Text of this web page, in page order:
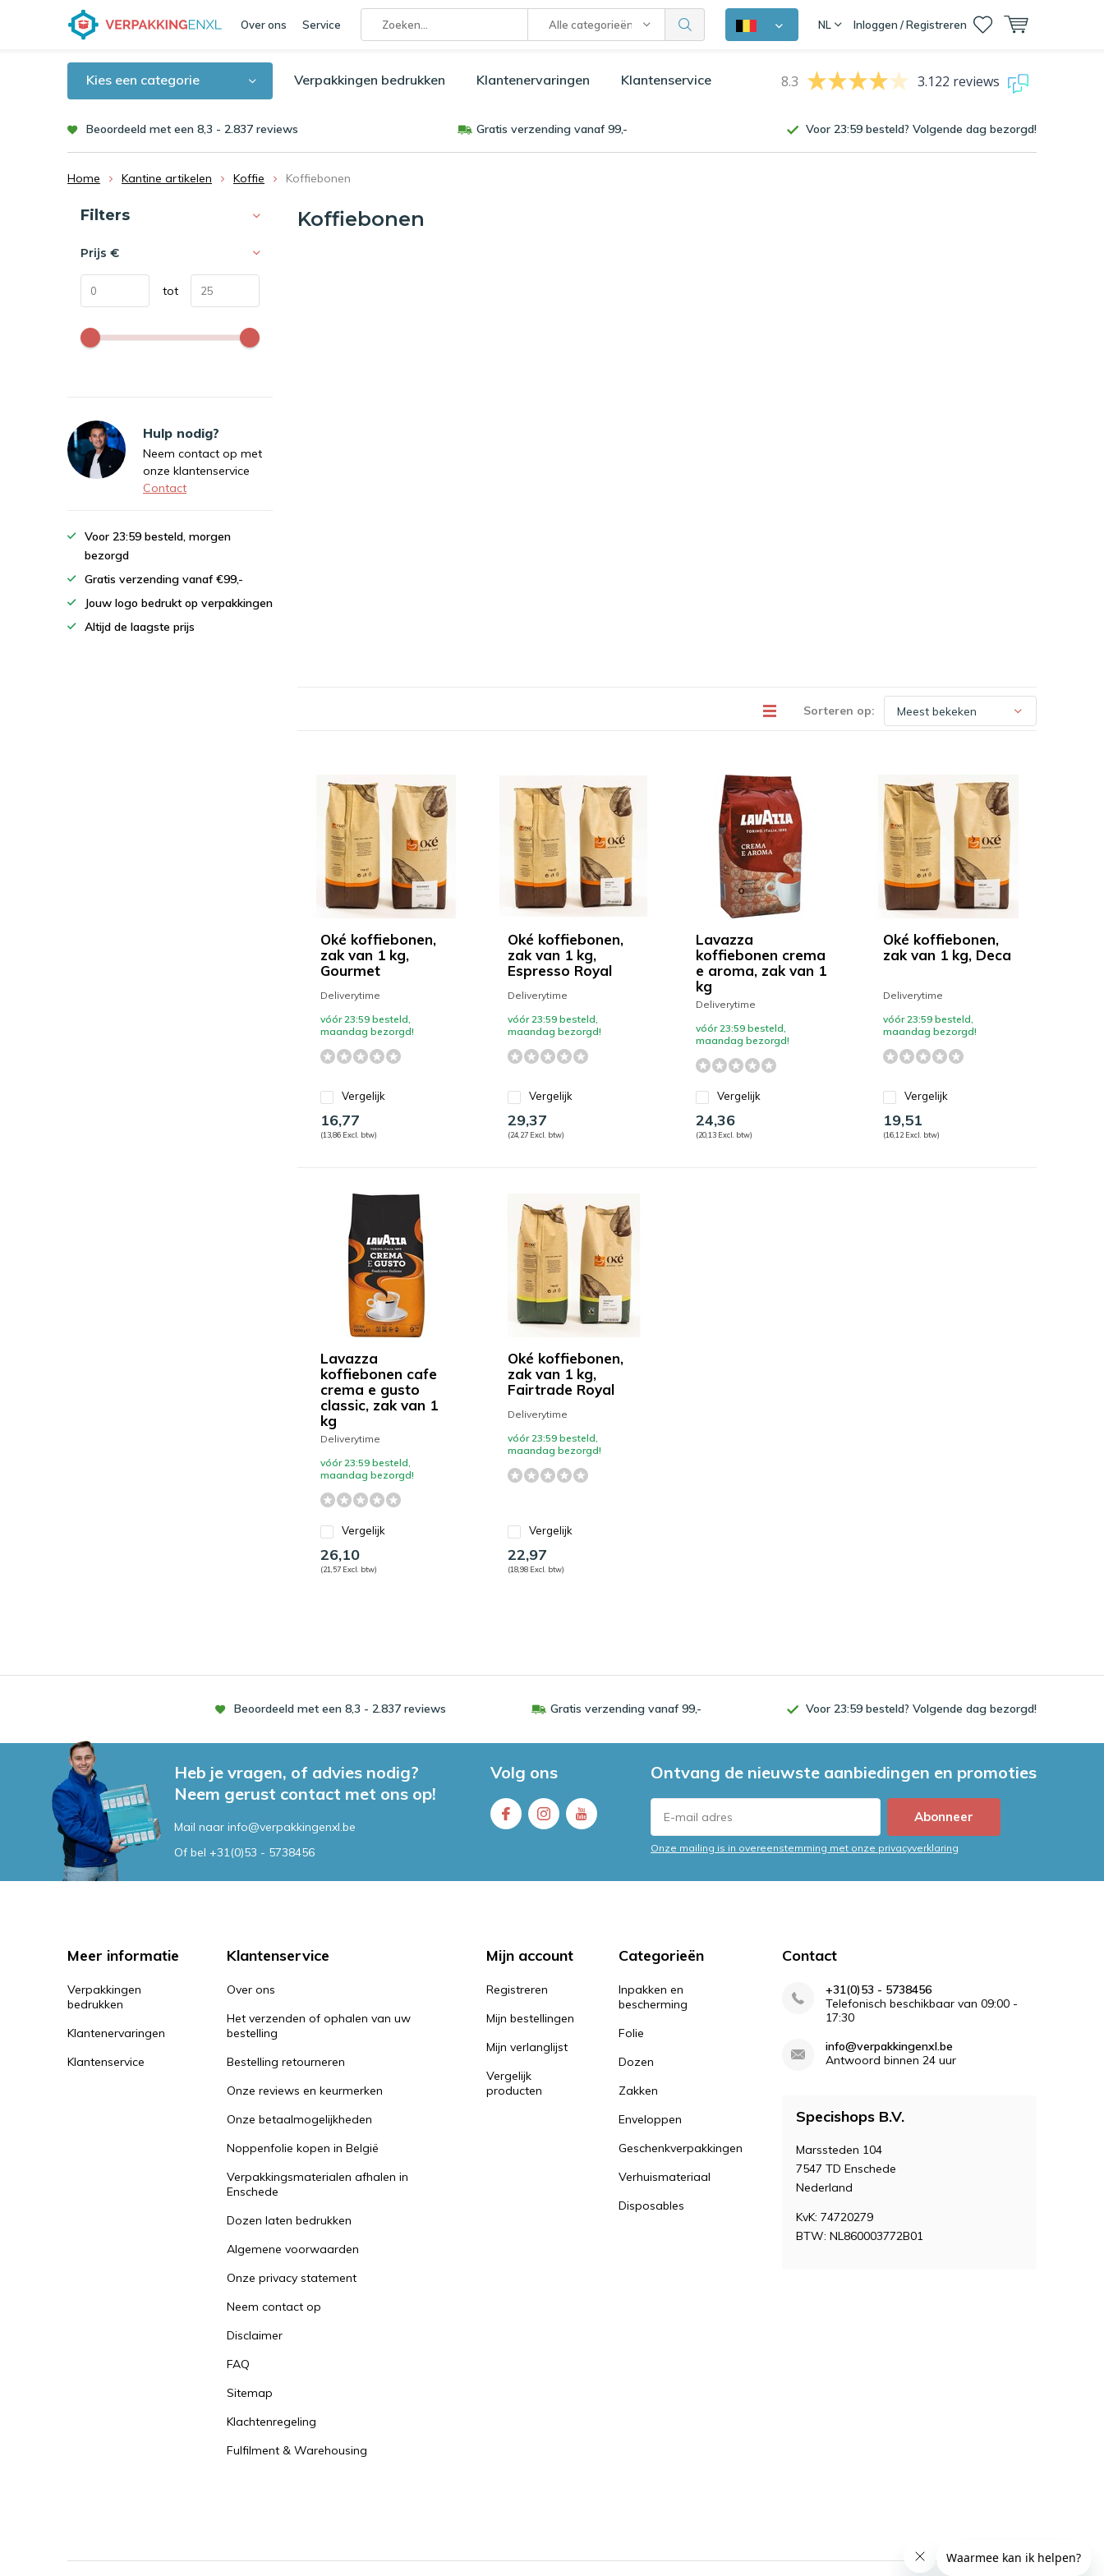
Over ons Service Alle categorieën NL Inloggen / Registreren
Kies een categorie Verpakkingen bedrukken Klantenervaringen Klantenservice 8.3 3.122 reviews
Beoordeeld met een 8,3 - 2.837 reviews Gratis verzending vanaf 99,- Voor 23:59 besteld? Volgende dag bezorgd!
Home Kantine artikelen Koffie Koffiebonen
Koffiebonen
Sorteren op:
Oké koffiebonen,
zak van 1 kg,
Gourmet
Deliverytime
vóór 23:59 besteld,
maandag bezorgd!
Vergelijk
16,77
(13,86 Excl. btw)
Oké koffiebonen,
zak van 1 kg,
Espresso Royal
Deliverytime
vóór 23:59 besteld,
maandag bezorgd!
Vergelijk
29,37
(24,27 Excl. btw)
Lavazza
koffiebonen crema
e aroma, zak van 1
kg
Deliverytime
vóór 23:59 besteld,
maandag bezorgd!
Vergelijk
24,36
(20,13 Excl. btw)
Oké koffiebonen,
zak van 1 kg, Deca
Deliverytime
vóór 23:59 besteld,
maandag bezorgd!
Vergelijk
19,51
(16,12 Excl. btw)
Lavazza
koffiebonen cafe
crema e gusto
classic, zak van 1
kg
Deliverytime
vóór 23:59 besteld,
maandag bezorgd!
Vergelijk
26,10
(21,57 Excl. btw)
Oké koffiebonen,
zak van 1 kg,
Fairtrade Royal
Deliverytime
vóór 23:59 besteld,
maandag bezorgd!
Vergelijk
22,97
(18,98 Excl. btw)
Sorteren op:
Filters
Prijs €
tot
Hulp nodig?
Neem contact op met
onze klantenservice
Contact
Voor 23:59 besteld, morgen
bezorgd
Gratis verzending vanaf €99,-
Jouw logo bedrukt op verpakkingen
Altijd de laagste prijs
Beoordeeld met een 8,3 - 2.837 reviews Gratis verzending vanaf 99,- Voor 23:59 besteld? Volgende dag bezorgd!
Heb je vragen, of advies nodig?
Neem gerust contact met ons op!
Mail naar info@verpakkingenxl.be
Of bel +31(0)53 - 5738456
Volg ons Ontvang de nieuwste aanbiedingen en promoties
Abonneer
Onze mailing is in overeenstemming met onze privacyverklaring
Meer informatie
Verpakkingen
bedrukken
Klantenervaringen
Klantenservice
Klantenservice
Over ons
Het verzenden of ophalen van uw
bestelling
Bestelling retourneren
Onze reviews en keurmerken
Onze betaalmogelijkheden
Noppenfolie kopen in België
Verpakkingsmaterialen afhalen in
Enschede
Dozen laten bedrukken
Algemene voorwaarden
Onze privacy statement
Neem contact op
Disclaimer
FAQ
Sitemap
Klachtenregeling
Fulfilment & Warehousing
Mijn account
Registreren
Mijn bestellingen
Mijn verlanglijst
Vergelijk
producten
Categorieën
Inpakken en
bescherming
Folie
Dozen
Zakken
Enveloppen
Geschenkverpakkingen
Verhuismateriaal
Disposables
Contact
+31(0)53 - 5738456
Telefonisch beschikbaar van 09:00 -
17:30
info@verpakkingenxl.be
Antwoord binnen 24 uur
Specishops B.V.
Marssteden 104
7547 TD Enschede
Nederland
KvK: 74720279
BTW: NL860003772B01